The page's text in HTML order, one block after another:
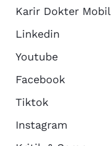
Karir Dokter Mobil
Linkedin
Youtube
Facebook
Tiktok
Instagram